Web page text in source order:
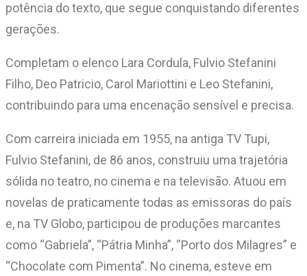
potência do texto, que segue conquistando diferentes
gerações.
Completam o elenco Lara Cordula, Fulvio Stefanini
Filho, Deo Patricio, Carol Mariottini e Leo Stefanini,
contribuindo para uma encenação sensível e precisa.
Com carreira iniciada em 1955, na antiga TV Tupi,
Fulvio Stefanini, de 86 anos, construiu uma trajetória
sólida no teatro, no cinema e na televisão. Atuou em
novelas de praticamente todas as emissoras do país
e, na TV Globo, participou de produções marcantes
como “Gabriela”, “Pátria Minha”, “Porto dos Milagres” e
“Chocolate com Pimenta”. No cinema, esteve em